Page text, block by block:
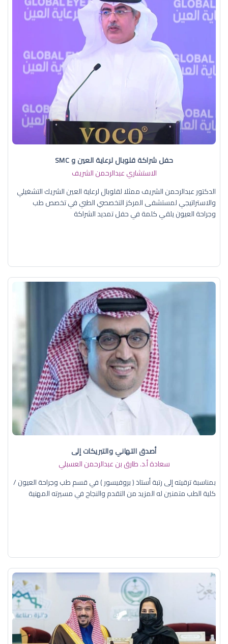
حفل شراكة قلوبال لرعاية العين و SMC
الاستشاري عبدالرحمن الشريف
الدكتور عبدالرحمن الشريف ممثلا لقلوبال لرعاية العين الشريك التشغيلي
والاستراتيجي لمستشفى المركز التخصصي الطبي في تخصص طب
وجراحة العيون يلقي كلمة في حفل تمديد الشراكة
أصدق التهاني والتبريكات إلى
سعادة أ.د. ​طارق بن عبدالرحمن العسبلي
بمناسبة ترقيته إلى رتبة أستاذ ( بروفيسور ) في قسم طب وجراحة العيون /
كلية الطب متمنين له المزيد من التقدم والنجاح في مسيرته المهنية